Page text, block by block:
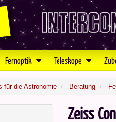
Fernoptik Teleskope
für die Astronomie Beratung
Zeiss